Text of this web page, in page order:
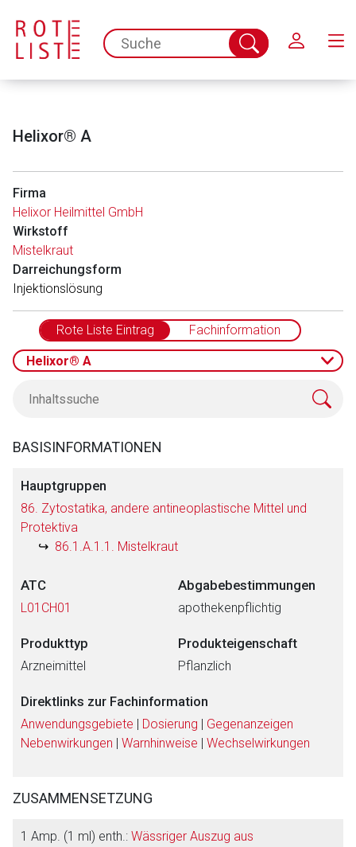
spc.search.input.placeholder
Suche
abschicken
Helixor® A
Firma
Helixor Heilmittel GmbH
Wirkstoff
Mistelkraut
Darreichungsform
Injektionslösung
Rote Liste Eintrag Fachinformation
Helixor® A
BASISINFORMATIONEN
Hauptgruppen
86. Zytostatika, andere antineoplastische Mittel und
Protektiva
86.1.A.1.1. Mistelkraut
ATC
L01CH01
Abgabebestimmungen
apothekenpflichtig
Produkttyp
Arzneimittel
Produkteigenschaft
Pflanzlich
Direktlinks zur Fachinformation
Anwendungsgebiete | Dosierung | Gegenanzeigen
Nebenwirkungen | Warnhinweise | Wechselwirkungen
ZUSAMMENSETZUNG
1 Amp. (1 ml) enth.: Wässriger Auszug aus